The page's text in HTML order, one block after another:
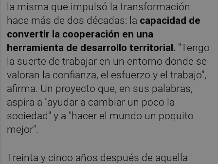
la misma que impulsó la transformación
hace más de dos décadas: la capacidad de
convertir la cooperación en una
herramienta de desarrollo territorial. "Tengo
la suerte de trabajar en un entorno donde se
valoran la confianza, el esfuerzo y el trabajo",
afirma. Un proyecto que, en sus palabras,
aspira a "ayudar a cambiar un poco la
sociedad" y a "hacer el mundo un poquito
mejor".
Treinta y cinco años después de aquella